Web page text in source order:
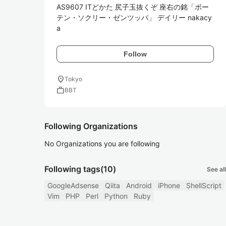
AS9607 ITどかた 尻子玉抜くぞ 座右の銘「ボー
テン・ソクリー・ゼンツッパ」 デイリー nakacy
a
Follow
location_onTokyo
workBBT
Following Organizations
No Organizations you are following
Following tags(10) See all
GoogleAdsense Qiita Android iPhone
ShellScript
Vim
PHP Perl Python Ruby